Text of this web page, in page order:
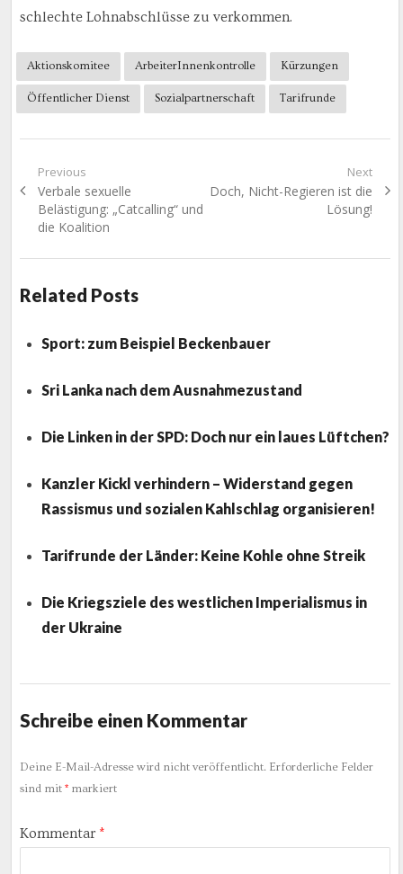
schlechte Lohnabschlüsse zu verkommen.
Aktionskomitee ArbeiterInnenkontrolle Kürzungen
Öffentlicher Dienst Sozialpartnerschaft Tarifrunde
Beitragsnavigation
Previous
Previous
post:
Verbale sexuelle
Belästigung: „Catcalling“ und
die Koalition
Next
Next
Doch, Nicht-Regieren ist die
Lösung!
Related Posts
Sport: zum Beispiel Beckenbauer
Sri Lanka nach dem Ausnahmezustand
Die Linken in der SPD: Doch nur ein laues Lüftchen?
Kanzler Kickl verhindern – Widerstand gegen
Rassismus und sozialen Kahlschlag organisieren!
Tarifrunde der Länder: Keine Kohle ohne Streik
Die Kriegsziele des westlichen Imperialismus in
der Ukraine
Schreibe einen Kommentar
Deine E-Mail-Adresse wird nicht veröffentlicht. Erforderliche Felder
sind mit *markiert
Kommentar *